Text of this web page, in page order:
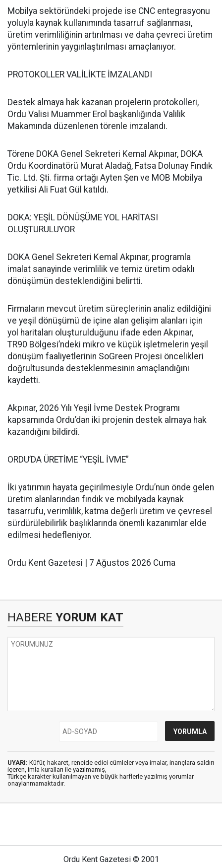
Mobilya sektöründeki projede ise CNC entegrasyonu
yoluyla kaynak kullanımında tasarruf sağlanması,
üretim verimliliğinin artırılması ve daha çevreci üretim
yöntemlerinin yaygınlaştırılması amaçlanıyor.
PROTOKOLLER VALİLİKTE İMZALANDI
Destek almaya hak kazanan projelerin protokolleri,
Ordu Valisi Muammer Erol başkanlığında Valilik
Makamında düzenlenen törenle imzalandı.
Törene DOKA Genel Sekreteri Kemal Akpınar, DOKA
Ordu Koordinatörü Murat Aladağ, Fatsa Dolunay Fındık
Tic. Ltd. Şti. firma ortağı Ayten Şen ve MOB Mobilya
yetkilisi Ali Fuat Gül katıldı.
DOKA: YEŞİL DÖNÜŞÜME YOL HARİTASI
OLUŞTURULUYOR
DOKA Genel Sekreteri Kemal Akpınar, programla
imalat sanayinde verimlilik ve temiz üretim odaklı
dönüşümün desteklendiğini belirtti.
Firmaların mevcut üretim süreçlerinin analiz edildiğini
ve yeşil dönüşümü de içine alan gelişim alanları için
yol haritaları oluşturulduğunu ifade eden Akpınar,
TR90 Bölgesi’ndeki mikro ve küçük işletmelerin yeşil
dönüşüm faaliyetlerinin SoGreen Projesi öncelikleri
doğrultusunda desteklenmesinin amaçlandığını
kaydetti.
Akpınar, 2026 Yılı Yeşil İvme Destek Programı
kapsamında Ordu’dan iki projenin destek almaya hak
kazandığını bildirdi.
ORDU’DA ÜRETİME “YEŞİL İVME”
İki yatırımın hayata geçirilmesiyle Ordu’nun önde gelen
üretim alanlarından fındık ve mobilyada kaynak
tasarrufu, verimlilik, katma değerli üretim ve çevresel
sürdürülebilirlik başlıklarında önemli kazanımlar elde
edilmesi hedefleniyor.
Ordu Kent Gazetesi | 7 Ağustos 2026 Cuma
HABERE YORUM KAT
UYARI: Küfür, hakaret, rencide edici cümleler veya imalar, inançlara saldırı
içeren, imla kuralları ile yazılmamış,
Türkçe karakter kullanılmayan ve büyük harflerle yazılmış yorumlar
onaylanmamaktadır.
Ordu Kent Gazetesi © 2001